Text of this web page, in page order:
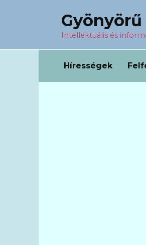
Intellektuális és
Hírességek